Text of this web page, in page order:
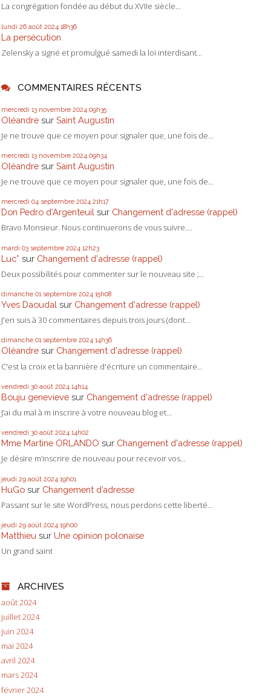
La congrégation fondée au début du XVIIe siècle...
lundi 26 août 2024 18h36
La persécution
Zelensky a signé et promulgué samedi la loi interdisant...
COMMENTAIRES RÉCENTS
mercredi 13 novembre 2024 09h35
Oléandre sur Saint Augustin
Je ne trouve que ce moyen pour signaler que, une fois de...
mercredi 13 novembre 2024 09h34
Oléandre sur Saint Augustin
Je ne trouve que ce moyen pour signaler que, une fois de...
mercredi 04 septembre 2024 21h17
Don Pedro d‘Argenteuil sur Changement d'adresse (rappel)
Bravo Monsieur. Nous continuerons de vous suivre....
mardi 03 septembre 2024 12h23
Luc* sur Changement d'adresse (rappel)
Deux possibilités pour commenter sur le nouveau site ;...
dimanche 01 septembre 2024 15h08
Yves Daoudal sur Changement d'adresse (rappel)
J'en suis à 30 commentaires depuis trois jours (dont...
dimanche 01 septembre 2024 14h36
Oléandre sur Changement d'adresse (rappel)
C'est la croix et la bannière d'écriture un commentaire...
vendredi 30 août 2024 14h14
Bouju genevieve sur Changement d'adresse (rappel)
J’ai du mal à m inscrire à votre nouveau blog et...
vendredi 30 août 2024 14h02
Mme Martine ORLANDO sur Changement d'adresse (rappel)
Je désire m’inscrire de nouveau pour recevoir vos...
jeudi 29 août 2024 19h01
HuGo sur Changement d’adresse
Passant sur le site WordPress, nous perdons cette liberté...
jeudi 29 août 2024 19h00
Matthieu sur Une opinion polonaise
Un grand saint
ARCHIVES
août 2024
juillet 2024
juin 2024
mai 2024
avril 2024
mars 2024
février 2024